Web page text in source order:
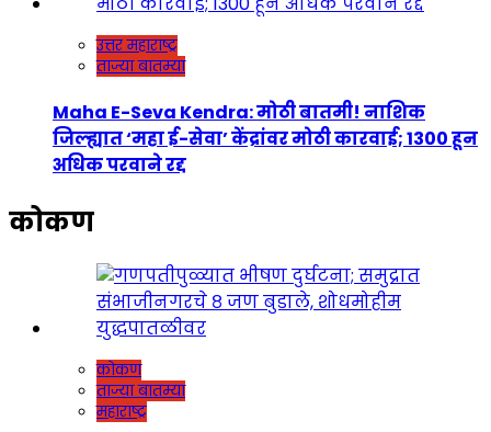
उत्तर महाराष्ट्र
ताज्या बातम्या
Maha E-Seva Kendra: मोठी बातमी! नाशिक
जिल्ह्यात ‘महा ई-सेवा’ केंद्रांवर मोठी कारवाई; 1300 हून
अधिक परवाने रद्द
कोकण
कोकण
ताज्या बातम्या
महाराष्ट्र